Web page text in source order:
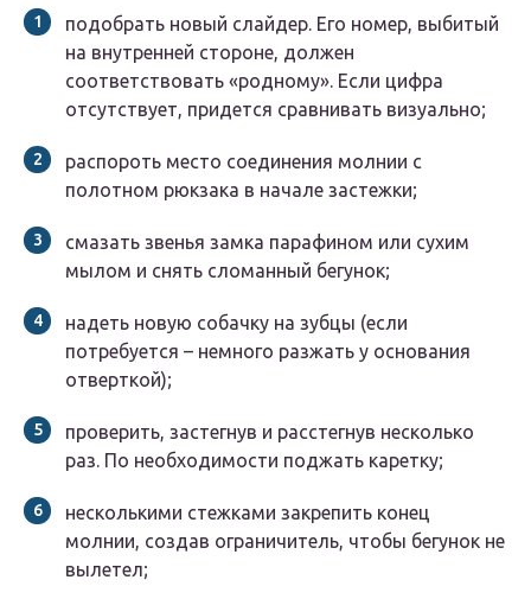
подобрать новый слайдер. Его номер, выбитый
на внутренней стороне, должен
соответствовать «родному». Если цифра
отсутствует, придется сравнивать визуально;
распороть место соединения молнии с
полотном рюкзака в начале застежки;
смазать звенья замка парафином или сухим
мылом и снять сломанный бегунок;
надеть новую собачку на зубцы (если
потребуется – немного разжать у основания
отверткой);
проверить, застегнув и расстегнув несколько
раз. По необходимости поджать каретку;
несколькими стежками закрепить конец
молнии, создав ограничитель, чтобы бегунок не
вылетел;